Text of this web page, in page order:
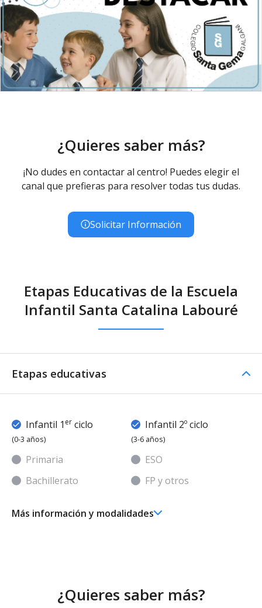
¿Quieres saber más?
¡No dudes en contactar al centro! Puedes elegir el
canal que prefieras para resolver todas tus dudas.
Solicitar Información
Etapas Educativas de la Escuela
Infantil Santa Catalina Labouré
Etapas educativas
Infantil 1 er ciclo
(0-3 años)
Infantil 2º ciclo
(3-6 años)
Primaria
ESO
Bachillerato
FP y otros
Más información y modalidades
¿Quieres saber más?